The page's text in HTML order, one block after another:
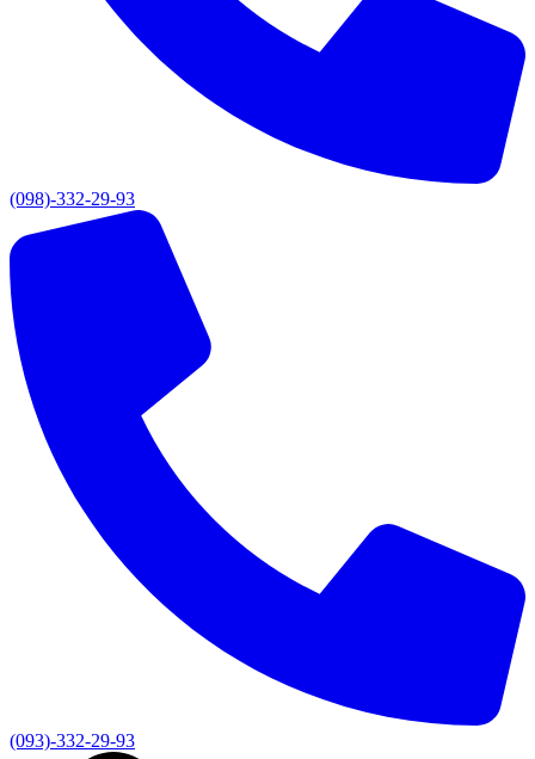
(098)-332-29-93
(093)-332-29-93